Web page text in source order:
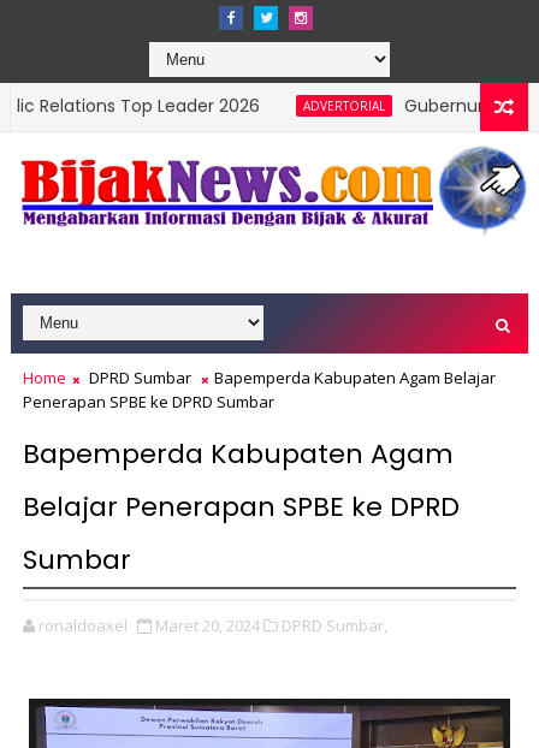
Top Leader 2026 ADVERTORIAL
Gubernur Mahyeldi Raih
Home DPRD Sumbar
Bapemperda Kabupaten Agam Belajar
Penerapan SPBE ke DPRD Sumbar
Bapemperda Kabupaten Agam
Belajar Penerapan SPBE ke DPRD
Sumbar
ronaldoaxel Maret 20, 2024 DPRD Sumbar,